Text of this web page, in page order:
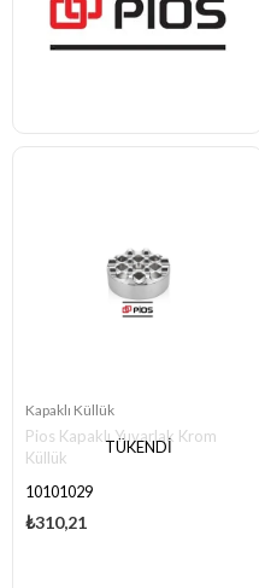
TÜKENDI
Kapaklı Küllük
Pios Kapaklı Yuvarlak Krom
Küllük
10101029
₺310,21